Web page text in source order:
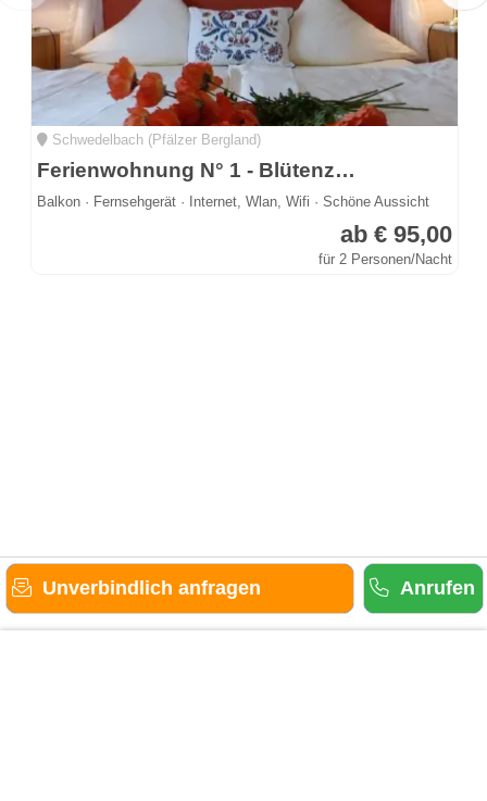
Schwedelbach (Pfälzer Bergland)
Ferienwohnung N° 1 - Blütenzauber
Balkon · Fernsehgerät · Internet, Wlan, Wifi · Schöne Aussicht
ab € 95,00
für 2 Personen/Nacht
Unverbindlich anfragen Anrufen